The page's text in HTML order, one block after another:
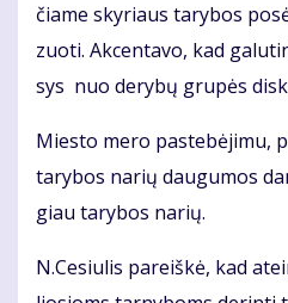
čia­me sky­riaus ta­ry­bos
zuo­ti. Ak­cen­ta­vo, kad
sys nuo de­ry­bų gru­pės
Mies­to me­ro pa­ste­bė­ji­mu,
ta­ry­bos na­rių dau­gu­mos
giau ta­ry­bos na­rių.
N.Ce­siu­lis pa­reiš­kė, kad